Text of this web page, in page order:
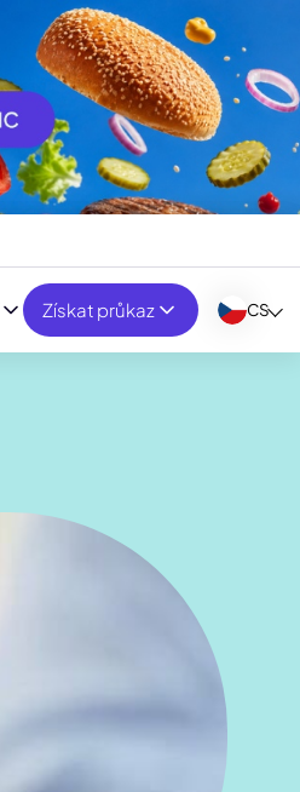
Získat průkaz CS